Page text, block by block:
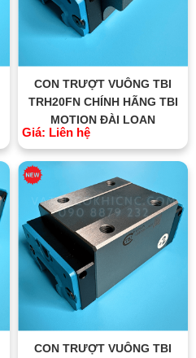
CON TRƯỢT VUÔNG TBI
TRH20FN CHÍNH HÃNG TBI
MOTION ĐÀI LOAN
Giá: Liên hệ
CON TRƯỢT VUÔNG TBI